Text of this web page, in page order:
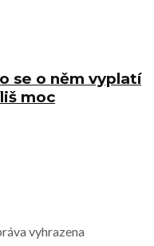
se o něm vyplatí
moc
vyhrazena